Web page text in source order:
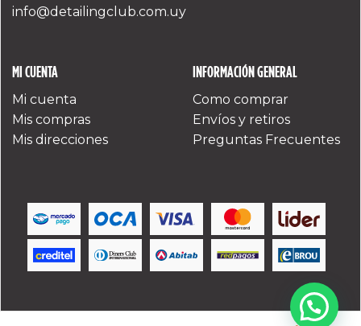
info@detailingclub.com.uy
MI CUENTA
Mi cuenta
Mis compras
Mis direcciones
INFORMACIÓN GENERAL
Como comprar
Envíos y retiros
Preguntas Frecuentes